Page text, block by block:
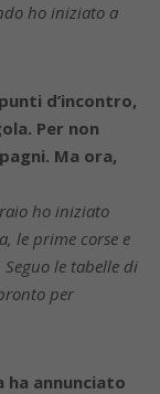
ho iniziato a
d’incontro,
Per non
Ma ora,
ho iniziato
le prime corse e
le tabelle di
per
annunciato